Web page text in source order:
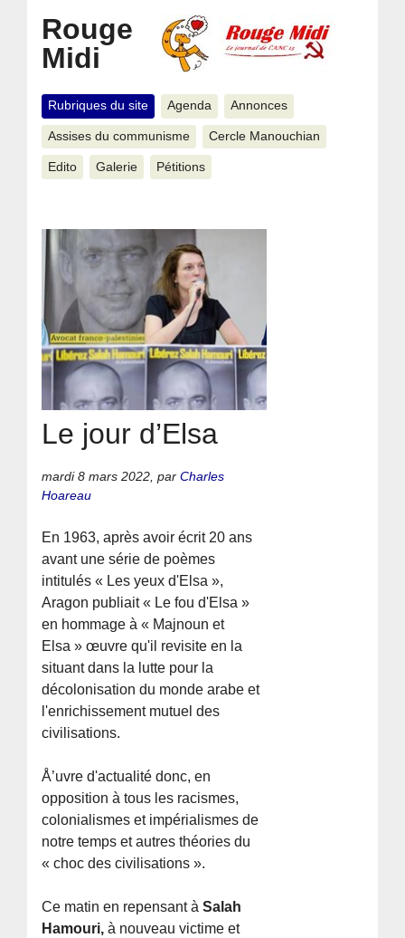
Rouge
Midi
Rubriques du site Agenda Annonces
Assises du communisme Cercle Manouchian
Edito Galerie Pétitions
Le jour d’Elsa
mardi 8 mars 2022,parCharles
Hoareau
En 1963, après avoir écrit 20 ans
avant une série de poèmes
intitulés « Les yeux d'Elsa »,
Aragon publiait « Le fou d'Elsa »
en hommage à « Majnoun et
Elsa » œuvre qu'il revisite en la
situant dans la lutte pour la
décolonisation du monde arabe et
l'enrichissement mutuel des
civilisations.
Å’uvre d'actualité donc, en
opposition à tous les racismes,
colonialismes et impérialismes de
notre temps et autres théories du
« choc des civilisations ».
Ce matin en repensant àSalah
Hamouri, à nouveau victime et